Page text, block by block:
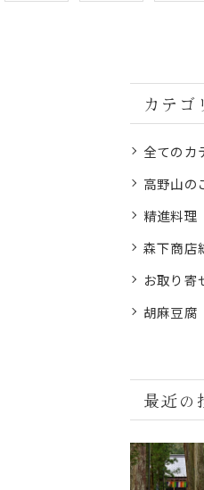
カテゴ
全てのカ
高野山の
精進料理
森下商店
お取り寄
胡麻豆腐
最近の